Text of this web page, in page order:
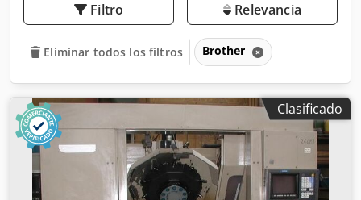
Filtro Relevancia
Eliminar todos los filtros Brother
Clasificado